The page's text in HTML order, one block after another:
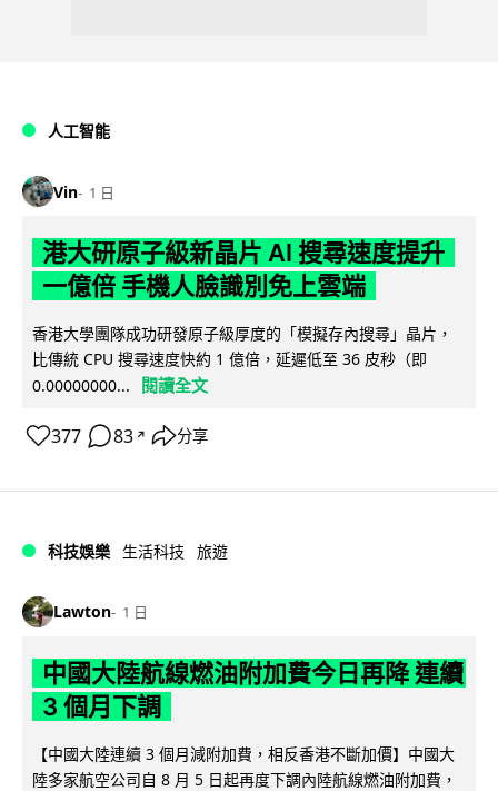
人工智能
Vin 1 日
港大研原子級新晶片 AI 搜尋速度提升
一億倍 手機人臉識別免上雲端
香港大學團隊成功研發原子級厚度的「模擬存內搜尋」晶片，
比傳統 CPU 搜尋速度快約 1 億倍，延遲低至 36 皮秒（即
0.00000000...
閱讀全文
377 83 ↗ 分享
科技娛樂 生活科技 旅遊
Lawton 1 日
中國大陸航線燃油附加費今日再降 連續
3 個月下調
【中國大陸連續 3 個月減附加費，相反香港不斷加價】中國大
陸多家航空公司自 8 月 5 日起再度下調內陸航線燃油附加費，